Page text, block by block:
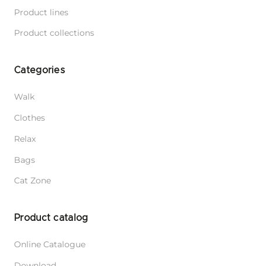
Product lines
Product collections
Categories
Walk
Clothes
Relax
Bags
Cat Zone
Product catalog
Online Catalogue